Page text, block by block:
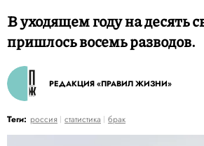
В уходящем году на десять
пришлось восемь разводов.
РЕДАКЦИЯ «ПРАВИЛ ЖИЗНИ»
Теги: россия статистика брак